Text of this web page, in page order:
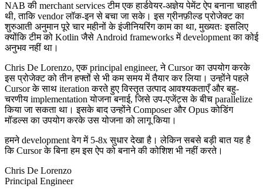
NAB की merchant services टीम एक हार्डवेयर-अज्ञेय पेमेंट ऐप बनाना चाहती
थी, ताकि vendor लॉक-इन से बचा जा सके। इस ग्रीनफ़ील्ड प्रोजेक्ट का
शुरुआती अनुमान पूरे चार महीनों के इंजीनियरिंग काम का था, मुख्यतः इसलिए
क्योंकि टीम को Kotlin जैसे Android frameworks में development का कोई
अनुभव नहीं था।
Chris De Lorenzo, एक principal engineer, ने Cursor का उपयोग करके
इस प्रोजेक्ट को तीन हफ्तों से भी कम समय में तैयार कर लिया। उन्होंने पहले
Cursor के साथ iteration करते हुए विस्तृत उत्पाद आवश्यकताएँ और बहु-
चरणीय implementation योजना बनाई, जिसे उप-एजेंट्स के बीच parallelize
किया जा सकता था। इसके बाद उन्होंने Composer और Opus कोडिंग
मॉडल्स का उपयोग करके उस योजना को लागू किया।
हमने development वेग में 5-8x सुधार देखा है। लेकिन सबसे बड़ी बात यह है
कि Cursor के बिना हम इस ऐप को बनाने की कोशिश भी नहीं करते।
Chris De Lorenzo
Principal Engineer